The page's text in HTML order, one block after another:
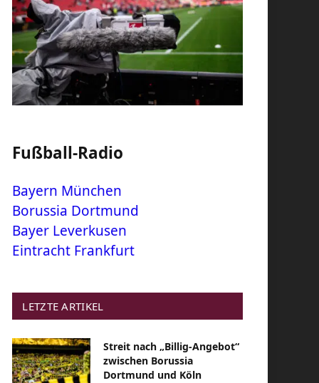
Fußball-Radio
Bayern München
Borussia Dortmund
Bayer Leverkusen
Eintracht Frankfurt
LETZTE ARTIKEL
Streit nach „Billig-Angebot“
zwischen Borussia
Dortmund und Köln